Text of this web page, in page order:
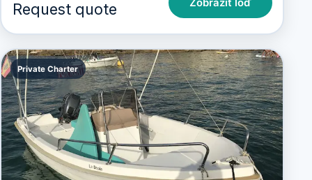
Request quote Zobrazit loď
Private Charter